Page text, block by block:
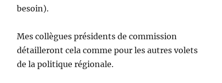
besoin).
Mes collègues présidents de commission
détailleront cela comme pour les autres volets
de la politique régionale.